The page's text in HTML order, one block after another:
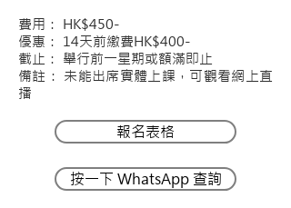
費用： HK$450-
優惠： 14天前繳費HK$400-
截止： 舉行前一星期或額滿即止
備註： 未能出席實體上課，可觀看網上直
播
報名表格
按一下 WhatsApp 查詢